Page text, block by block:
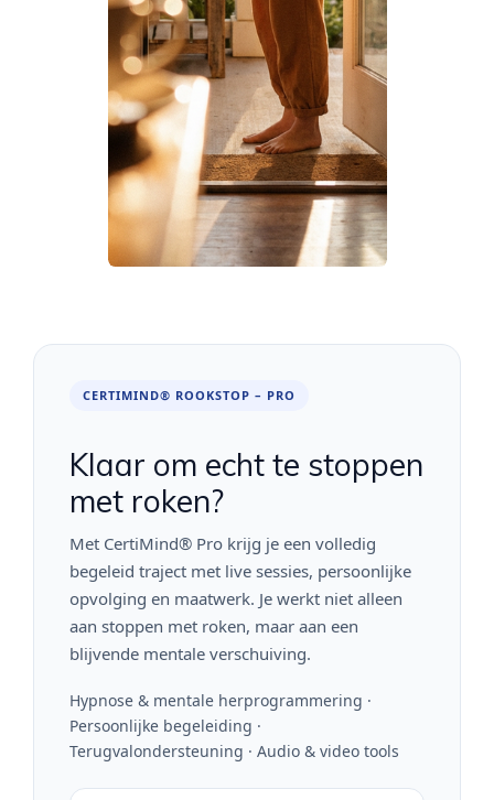
CERTIMIND® ROOKSTOP – PRO
Klaar om echt te stoppen
met roken?
Met CertiMind® Pro krijg je een volledig
begeleid traject met live sessies, persoonlijke
opvolging en maatwerk. Je werkt niet alleen
aan stoppen met roken, maar aan een
blijvende mentale verschuiving.
Hypnose & mentale herprogrammering ·
Persoonlijke begeleiding ·
Terugvalondersteuning · Audio & video tools